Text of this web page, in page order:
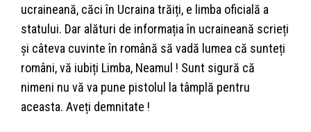
ucraineană, căci în Ucraina trăiți, e limba oficială a
statului. Dar alături de informația în ucraineană scrieți
și câteva cuvinte în română să vadă lumea că sunteți
români, vă iubiți Limba, Neamul ! Sunt sigură că
nimeni nu vă va pune pistolul la tâmplă pentru
aceasta. Aveți demnitate !